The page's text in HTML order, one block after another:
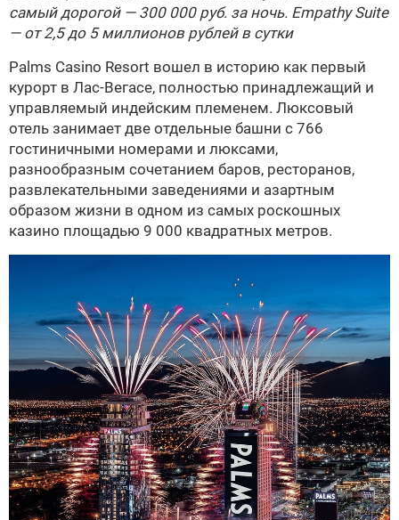
самый дорогой — 300 000 руб. за ночь. Empathy Suite
— от 2,5 до 5 миллионов рублей в сутки
Palms Casino Resort вошел в историю как первый
курорт в Лас-Вегасе, полностью принадлежащий и
управляемый индейским племенем. Люксовый
отель занимает две отдельные башни с 766
гостиничными номерами и люксами,
разнообразным сочетанием баров, ресторанов,
развлекательными заведениями и азартным
образом жизни в одном из самых роскошных
казино площадью 9 000 квадратных метров.